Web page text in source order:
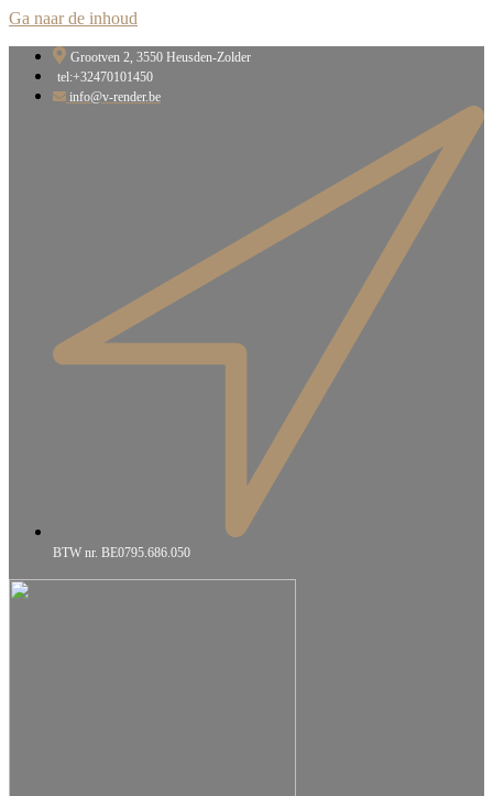
Ga naar de inhoud
Grootven 2, 3550 Heusden-Zolder​
tel:+32470101450
info@v-render.be
BTW nr. BE0795.686.050